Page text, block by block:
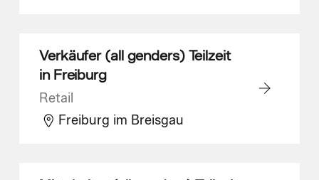
Verkäufer (all genders) Teilzeit
in Freiburg
Retail
Freiburg im Breisgau